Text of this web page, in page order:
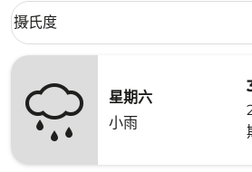
Weather unit option 摄氏度 Selected
摄氏度
keyboard_arrow_down
星期六
小雨